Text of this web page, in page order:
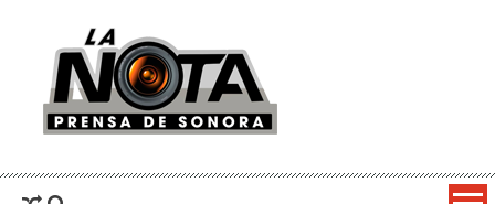
La Nota Prensa De Sonora